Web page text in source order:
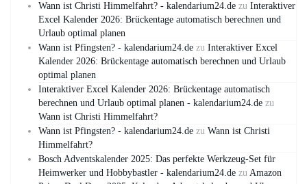
Wann ist Christi Himmelfahrt? - kalendarium24.de zu Interaktiver
Excel Kalender 2026: Brückentage automatisch berechnen und
Urlaub optimal planen
Wann ist Pfingsten? - kalendarium24.de zu Interaktiver Excel
Kalender 2026: Brückentage automatisch berechnen und Urlaub
optimal planen
Interaktiver Excel Kalender 2026: Brückentage automatisch
berechnen und Urlaub optimal planen - kalendarium24.de zu
Wann ist Christi Himmelfahrt?
Wann ist Pfingsten? - kalendarium24.de zu Wann ist Christi
Himmelfahrt?
Bosch Adventskalender 2025: Das perfekte Werkzeug-Set für
Heimwerker und Hobbybastler - kalendarium24.de zu Amazon